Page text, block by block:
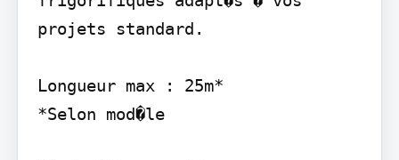
projets standard.
Longueur max : 25m*
*Selon mod�le